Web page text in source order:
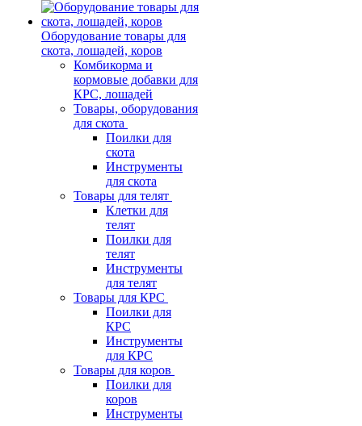
Оборудование товары для
скота, лошадей, коров
Комбикорма и
кормовые добавки для
КРС, лошадей
Товары, оборудования
для скота
Поилки для
скота
Инструменты
для скота
Товары для телят
Клетки для
телят
Поилки для
телят
Инструменты
для телят
Товары для КРС
Поилки для
КРС
Инструменты
для КРС
Товары для коров
Поилки для
коров
Инструменты